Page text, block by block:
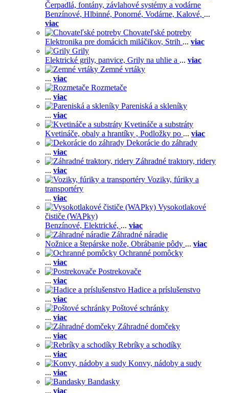
Čerpadlá, fontány, závlahové systémy a vodárne
Benzínové, Hlbinné, Ponorné, Vodárne, Kalové, ...
viac
Chovateľské potreby
Elektronika pre domácich miláčikov, Strih ... viac
Grily
Elektrické grily, panvice, Grily na uhlie a ... viac
Zemné vrtáky
... viac
Rozmetače
... viac
Pareniská a skleníky
... viac
Kvetináče a substráty
Kvetináče, obaly a hrantíky , Podložky po ... viac
Dekorácie do záhrady
... viac
Záhradné traktory, ridery
... viac
Voziky, fúriky a
transportéry
... viac
Vysokotlakové
čističe (WAPky)
Benzínové, Elektrické, ... viac
Záhradné náradie
Nožnice a štepárske nože, Obrábanie pôdy ... viac
Ochranné pomôcky
... viac
Postrekovače
... viac
Hadice a príslušenstvo
... viac
Poštové schránky
... viac
Záhradné domčeky
... viac
Rebríky a schodíky
... viac
Konvy, nádoby a sudy
... viac
Bandasky
... viac